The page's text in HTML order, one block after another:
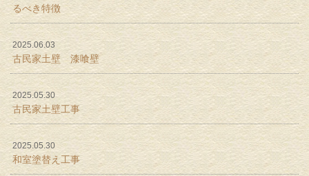
るべき特徴
2025.06.03
古民家土壁 漆喰壁
2025.05.30
古民家土壁工事
2025.05.30
和室塗替え工事